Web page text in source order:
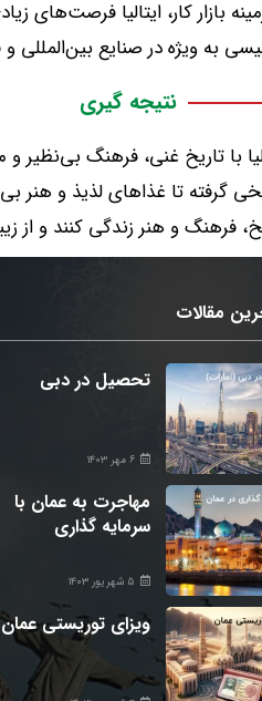
بازار کار، ایتالیا
به ویژه در صنایع بین‌المللی
نتیجه گیری
با تاریخ غنی، فرهنگ
گرفته تا غذاهای لذیذ و هنر
فرهنگ و هنر زندگی کنند و از
مقالات
تحصیل در دبی
۶ مهر ۱۴۰۳
مهاجرت به عمان با
سرمایه گذاری
۵ شهریور ۱۴۰۳
ویزای توریستی عمان